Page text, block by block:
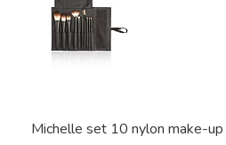
Michelle set 10 nylon make-